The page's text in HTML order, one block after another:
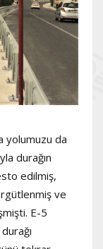
yolumuzu da
durağın
edilmiş,
ve
E-5